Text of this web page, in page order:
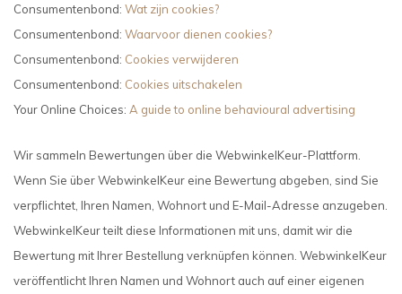
Consumentenbond: Wat zijn cookies?
Consumentenbond: Waarvoor dienen cookies?
Consumentenbond: Cookies verwijderen
Consumentenbond: Cookies uitschakelen
Your Online Choices: A guide to online behavioural advertising
Wir sammeln Bewertungen über die WebwinkelKeur-Plattform.
Wenn Sie über WebwinkelKeur eine Bewertung abgeben, sind Sie
verpflichtet, Ihren Namen, Wohnort und E-Mail-Adresse anzugeben.
WebwinkelKeur teilt diese Informationen mit uns, damit wir die
Bewertung mit Ihrer Bestellung verknüpfen können. WebwinkelKeur
veröffentlicht Ihren Namen und Wohnort auch auf einer eigenen